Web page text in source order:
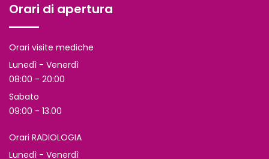
Orari di apertura
Orari visite mediche
Lunedì - Venerdì
08:00 - 20:00
Sabato
09:00 - 13.00
Orari RADIOLOGIA
Lunedì - Venerdì